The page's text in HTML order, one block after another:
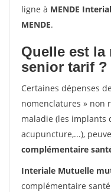
ligne à MENDE
MENDE.
Quelle est
senior tarif ?
Certaines dépenses
nomenclatures » non
maladie (les implants
acupuncture,...),
complémentaire
Interiale Mutuelle
complémentaire